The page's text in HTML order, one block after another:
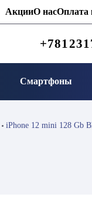
АкцииО насОплата
Смартфоны
iPhone 12 mini 128 Gb